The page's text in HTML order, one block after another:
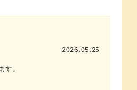
2026.05.25
す。